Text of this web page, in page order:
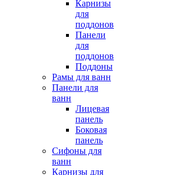
Карнизы
для
поддонов
Панели
для
поддонов
Поддоны
Рамы для ванн
Панели для
ванн
Лицевая
панель
Боковая
панель
Сифоны для
ванн
Карнизы для